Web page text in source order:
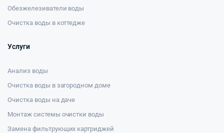
Обезжелезиватели воды
Очистка воды в коттедже
Услуги
Анализ воды
Очистка воды в загородном доме
Очистка воды на даче
Монтаж системы очистки воды
Замена фильтрующих картриджей